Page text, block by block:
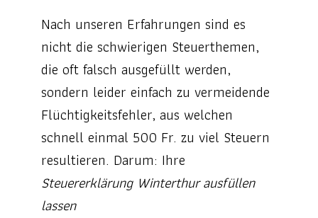
Nach unseren Erfahrungen sind es
nicht die schwierigen Steuerthemen,
die oft falsch ausgefüllt werden,
sondern leider einfach zu vermeidende
Flüchtigkeitsfehler, aus welchen
schnell einmal 500 Fr. zu viel Steuern
resultieren. Darum: Ihre
Steuererklärung Winterthurausfüllen
lassen